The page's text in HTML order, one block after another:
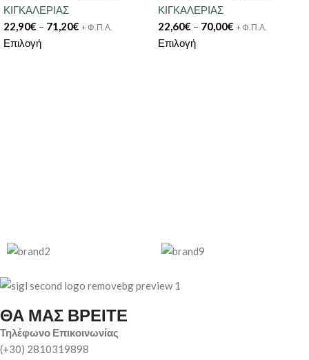
ΚΙΓΚΑΛΕΡΙΑΣ
22,90€ – 71,20€ + Φ.Π.Α.
Επιλογή
ΚΙΓΚΑΛΕΡΙΑΣ
22,60€ – 70,00€ + Φ.Π.Α.
Επιλογή
ΘΑ ΜΑΣ ΒΡΕΙΤΕ
Τηλέφωνο Επικοινωνίας
(+30) 2810319898